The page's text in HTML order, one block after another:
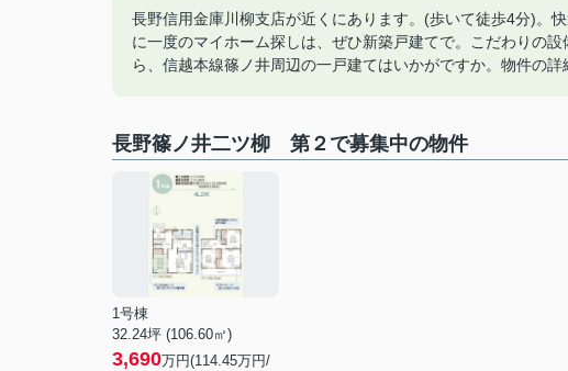
長野信用金庫川柳支店が近くにあります。(歩いて徒歩4分)。
に一度のマイホーム探しは、ぜひ新築戸建てで。こだわりの
ら、信越本線篠ノ井周辺の一戸建てはいかがですか。物件の
長野篠ノ井二ツ柳 第２で募集中の物件
1号棟
32.24坪 (106.60㎡)
3,690万円(114.45万円/